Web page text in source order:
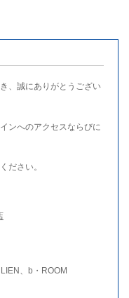
、誠にありがとうござい
ンへのアクセスならびに
ださい。
、b・ROOM